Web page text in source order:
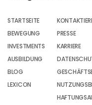
STARTSEITE
BEWEGUNG
INVESTMENTS
AUSBILDUNG
BLOG
LEXICON
PRESSE
KARRIERE